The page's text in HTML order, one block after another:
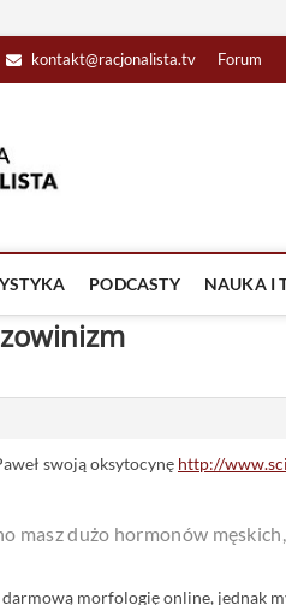
kontakt@racjonalista.tv Forum
PODCASTY NAUKA I
swoją oksytocynę http://
masz dużo hormonów
darmową morfologię online, jednak